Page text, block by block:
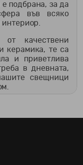
подбрана, за да
във всяко
интериор.
качествени
керамика, те са
и приветлива
в дневната,
свещници
дали
аромати
при нас ще
за вашето